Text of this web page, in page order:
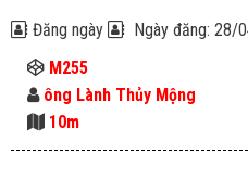
Đăng ngày Ngày đăng: 28/
M255
ông Lành Thủy Mộng
10m